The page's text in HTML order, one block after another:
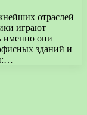
отраслей
играют
именно они
зданий и